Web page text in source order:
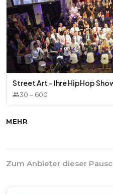
Street Art - Ihre HipHop
30 – 600
MEHR
Zum Anbieter dieser